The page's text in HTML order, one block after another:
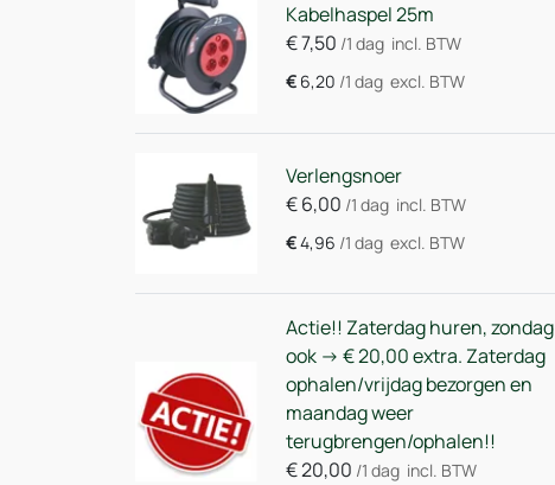
Kabelhaspel 25m
€7,50 /1 dag incl. BTW
€ 6,20 /1 dag excl. BTW
Verlengsnoer
€6,00 /1 dag incl. BTW
€4,96 /1 dag excl. BTW
Actie!! Zaterdag huren, zondag
ook -> € 20,00 extra. Zaterdag
ophalen/vrijdag bezorgen en
maandag weer
terugbrengen/ophalen!!
€20,00 /1 dag incl. BTW